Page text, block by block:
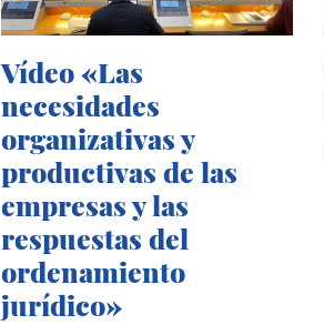
Vídeo «Las
necesidades
organizativas y
productivas de las
empresas y las
respuestas del
ordenamiento
jurídico»